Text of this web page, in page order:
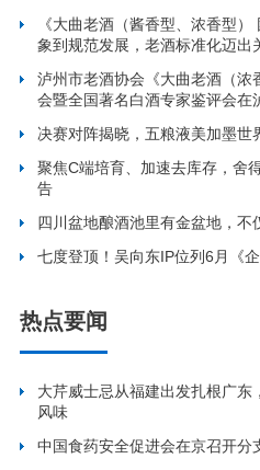
《大曲老酒（酱香型、浓香型
象到规范发展，老酒标准化迈出
泸州市老酒协会《大曲老酒（
会暨全国著名白酒专家鉴评会在
决赛对阵揭晓，五粮液美加墨世
聚焦C端培育、加速去库存，舍
告
四川盆地酿酒池里有金盆地，
七度登顶！吴向东IP位列6月《
热点要闻
大芹威士忌从福建出发扎根广
风味
中国食药安全促进会在京召开分